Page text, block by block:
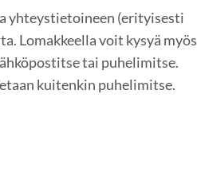
yhteystietoineen (erityisesti
Lomakkeella voit kysyä myös
tai puhelimitse.
kuitenkin puhelimitse.